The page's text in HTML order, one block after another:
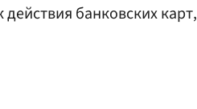
действия банковских карт,